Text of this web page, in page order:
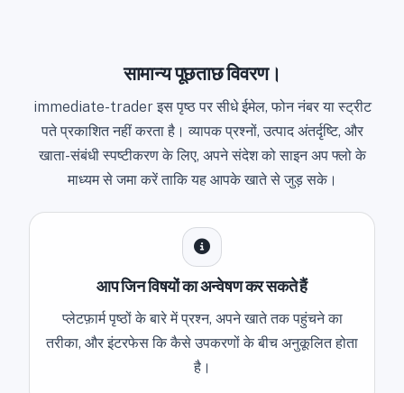
सामान्य पूछताछ विवरण।
immediate-trader इस पृष्ठ पर सीधे ईमेल, फोन नंबर या स्ट्रीट
पते प्रकाशित नहीं करता है। व्यापक प्रश्नों, उत्पाद अंतर्दृष्टि, और
खाता-संबंधी स्पष्टीकरण के लिए, अपने संदेश को साइन अप फ्लो के
माध्यम से जमा करें ताकि यह आपके खाते से जुड़ सके।
आप जिन विषयों का अन्वेषण कर सकते हैं
प्लेटफ़ार्म पृष्ठों के बारे में प्रश्न, अपने खाते तक पहुंचने का
तरीका, और इंटरफेस कि कैसे उपकरणों के बीच अनुकूलित होता
है।